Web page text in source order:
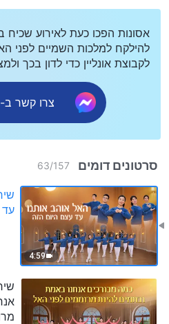
אסונות הפכו כעת לאירוע
להילקח למלכות השמיים לפני
לקבוצת אונליין כדי לדון בכך
צרו קשר ב-Messenger
סרטונים דומים 63/157
4:59
עד